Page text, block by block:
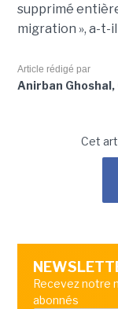
supprimé
migration », a-t-
Article rédigé par
Anirban Ghoshal,
Cet
Recevez notre
abonnés